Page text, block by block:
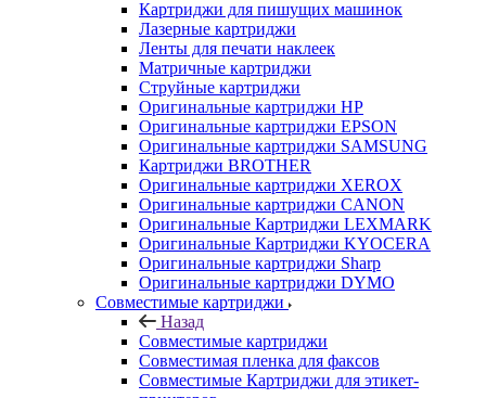
Картриджи для пишущих машинок
Лазерные картриджи
Ленты для печати наклеек
Матричные картриджи
Струйные картриджи
Оригинальные картриджи HP
Оригинальные картриджи EPSON
Оригинальные картриджи SAMSUNG
Картриджи BROTHER
Оригинальные картриджи XEROX
Оригинальные картриджи CANON
Оригинальные Картриджи LEXMARK
Оригинальные Картриджи KYOCERA
Оригинальные картриджи Sharp
Оригинальные картриджи DYMO
Совместимые картриджи
Назад
Совместимые картриджи
Совместимая пленка для факсов
Совместимые Картриджи для этикет-